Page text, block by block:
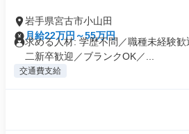
岩手県宮古市小山田
月給22万円～55万円
求める人材: 学歴不問／職種未経験
二新卒歓迎／ブランクOK／...
交通費支給